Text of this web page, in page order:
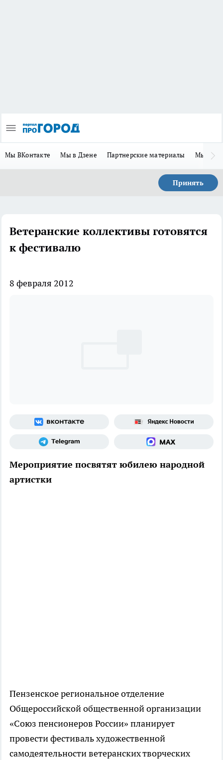
Мы ВКонтакте Мы в Дзене Партнерские материалы Мы в
Принять
Ветеранские коллективы готовятся
к фестивалю
8 февраля 2012
Мероприятие посвятят юбилею народной
артистки
Пензенское региональное отделение
Общероссийской общественной организации
«Союз пенсионеров России» планирует
провести фестиваль художественной
самодеятельности ветеранских творческих